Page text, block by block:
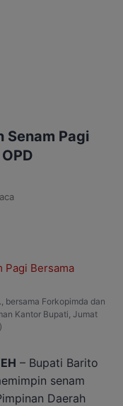
Senam Pagi
bersama Forkopimda dan
Kantor Bupati, Jumat
– Bupati Barito
senam
Daerah